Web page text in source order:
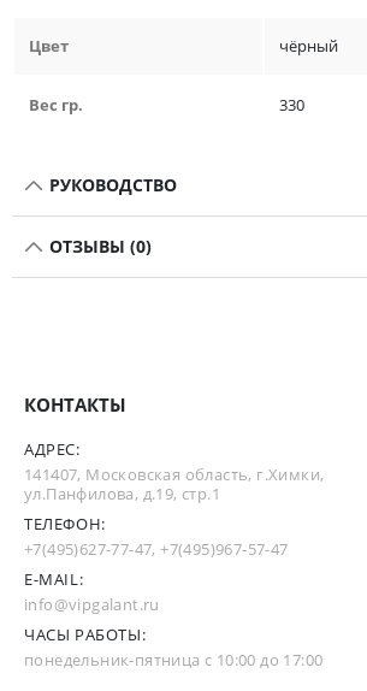
Цвет чёрный
Вес гр. 330
РУКОВОДСТВО
ОТЗЫВЫ (0)
КОНТАКТЫ
АДРЕС:
141407, Московская область, г.Химки,
ул.Панфилова, д.19, стр.1
ТЕЛЕФОН:
+7(495)627-77-47,+7(495)967-57-47
E-MAIL:
info@vipgalant.ru
ЧАСЫ РАБОТЫ:
понедельник-пятница с 10:00 до 17:00